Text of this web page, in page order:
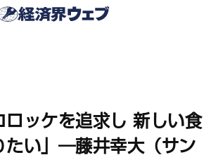
ロッケを追求し 新しい食
たい」―藤井幸大（サン